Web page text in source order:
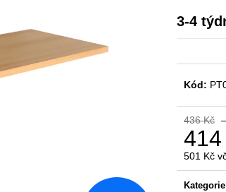
3-4
Kód:
436 Kč
501 Kč
Měrná
cena:
Kategorie
KANCELÁŘSKÁ ŽIDLE GAME ŠÉF